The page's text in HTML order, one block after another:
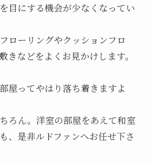
目にする機会が少なくなってい
ローリングやクッションフロ
きなどをよくお見かけします。
屋ってやはり落ち着きますよ
ろん。洋室の部屋をあえて和室
、是非ルドファンへお任せ下さ